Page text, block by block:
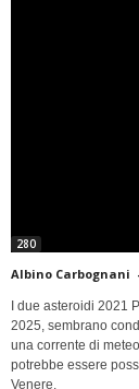
280
Albino Carbognani
I due asteroidi 2021
2025, sembrano
una corrente di
potrebbe essere
Venere.